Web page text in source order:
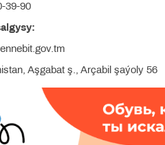
39-90
Aşgabat ş., Arçabil şaýoly 56